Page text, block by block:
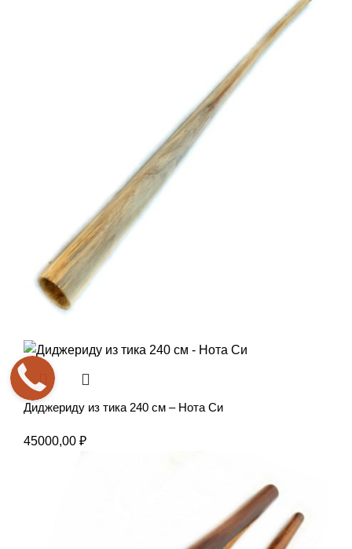
Диджериду из тика 240 см – Нота Си
45000,00 ₽